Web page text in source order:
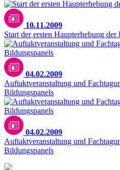
10.11.2009
Start der ersten Haupterhebung
04.02.2009
Auftaktveranstaltung und
Bildungspanels
04.02.2009
Auftaktveranstaltung und
Bildungspanels